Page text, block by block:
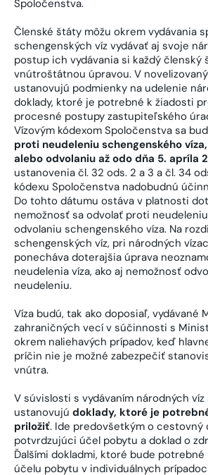
Spoločenstva.
Členské štáty môžu okrem vydávania
schengenských víz vydávať aj svoje
postup ich vydávania si každý členský
vnútroštátnou úpravou. V
ustanovujú podmienky na udelenie
doklady, ktoré je potrebné k žiadosti
procesné postupy zastupiteľského
Vízovým kódexom Spoločenstva sa
proti neudeleniu schengenského
alebo odvolaniu až odo dňa 5. apríla
ustanovenia čl. 32 ods. 2 a 3 a čl. 34
kódexu Spoločenstva nadobudnú
Do tohto dátumu ostáva v platnosti
nemožnosť sa odvolať proti
odvolaniu schengenského víza. Na
schengenských víz, pri národných
ponecháva doterajšia úprava
neudelenia víza, ako aj nemožnosť
neudeleniu.
Víza budú, tak ako doposiaľ, vydávané
zahraničných vecí v súčinnosti s
okrem naliehavých prípadov, keď
príčin nie je možné zabezpečiť
vnútra.
V súvislosti s vydávaním národných víz
ustanovujú doklady, ktoré je
priložiť. Ide predovšetkým o cestovný
potvrdzujúci účel pobytu a doklad o
Ďalšími dokladmi, ktoré bude
účelu pobytu v individuálnych